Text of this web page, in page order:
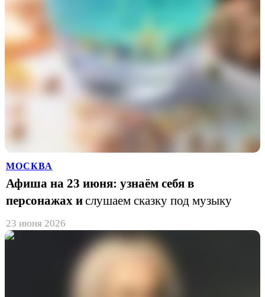
МОСКВА
Афиша на 23 июня: узнаём себя в
персонажах ислушаем сказку под музыку
23 июня 2026